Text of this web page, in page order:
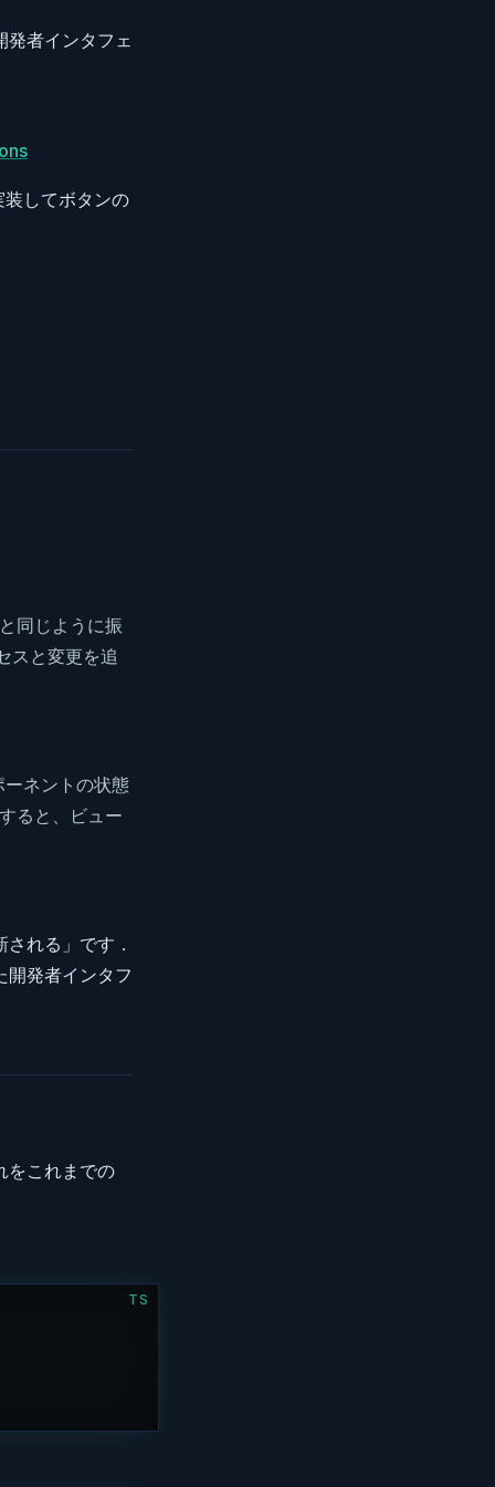
発者インタフェ
してボタンの
同じように振
スと変更を追
ネントの状態
ると、ビュー
れる」です．
開発者インタフ
をこれまでの
TS